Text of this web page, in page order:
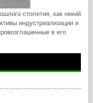
столетия, как некий
индустриализации и
в его